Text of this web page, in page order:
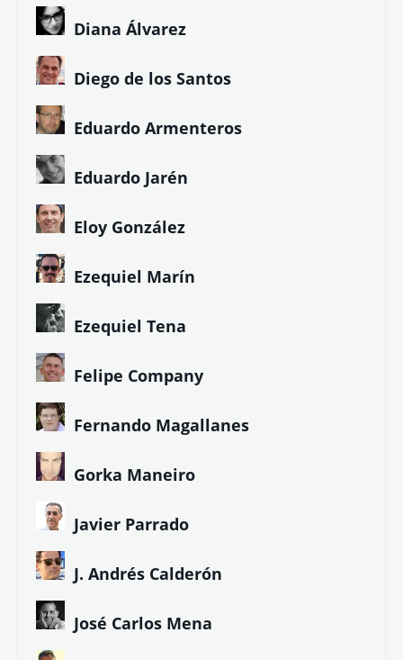
Diana Álvarez
Diego de los Santos
Eduardo Armenteros
Eduardo Jarén
Eloy González
Ezequiel Marín
Ezequiel Tena
Felipe Company
Fernando Magallanes
Gorka Maneiro
Javier Parrado
J. Andrés Calderón
José Carlos Mena